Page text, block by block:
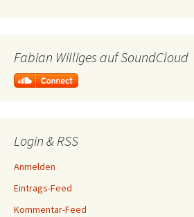
Fabian Williges auf SoundCloud
Login & RSS
Anmelden
Eintrags-Feed
Kommentar-Feed